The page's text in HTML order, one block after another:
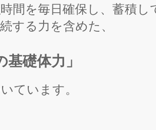
間を毎日確保し、蓄積
する力を含めた、
基礎体力」
ています。